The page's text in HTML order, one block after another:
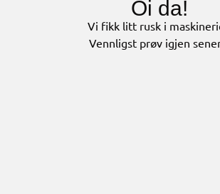
Oi da!
Vi fikk litt rusk i
Vennligst prøv igjen